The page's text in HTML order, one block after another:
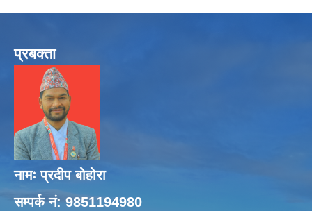
प्रबक्ता
नामः प्रदीप बोहोरा
सम्पर्क नं: 9851194980